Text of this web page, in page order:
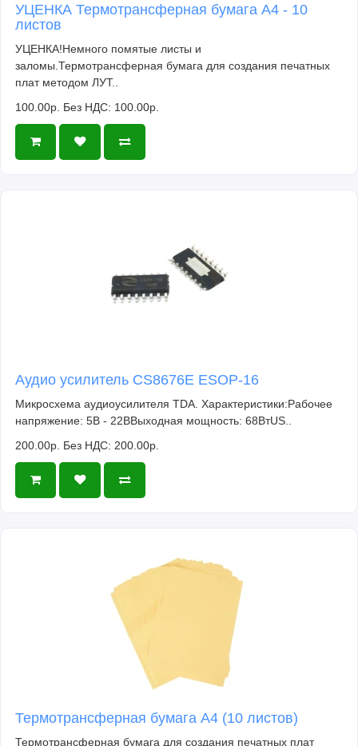
УЦЕНКА Термотрансферная бумага А4 - 10
листов
УЦЕНКА!Немного помятые листы и
заломы.Термотрансферная бумага для создания печатных
плат методом ЛУТ..
100.00р. Без НДС: 100.00р.
Аудио усилитель CS8676E ESOP-16
Микросхема аудиоусилителя TDA. Характеристики:Рабочее
напряжение: 5В - 22ВВыходная мощность: 68ВтUS..
200.00р. Без НДС: 200.00р.
Термотрансферная бумага А4 (10 листов)
Термотрансферная бумага для создания печатных плат